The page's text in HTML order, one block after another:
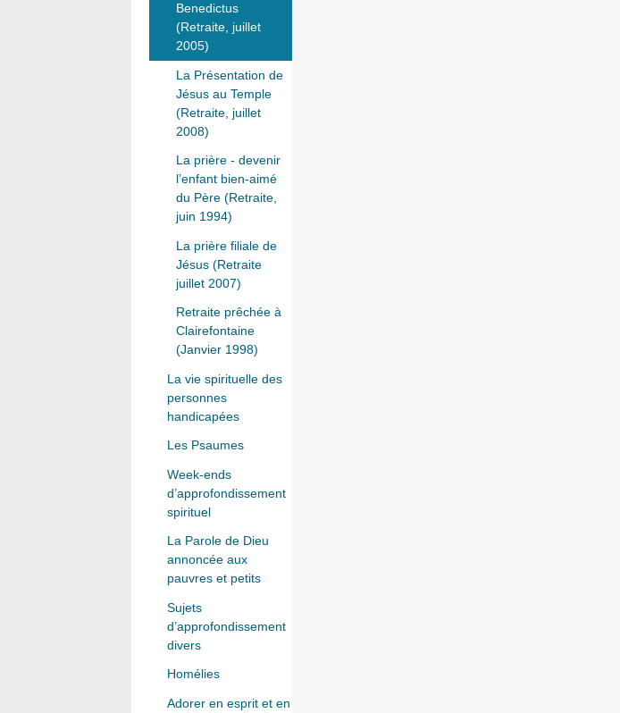
Benedictus
(Retraite, juillet
2005)
La Présentation de
Jésus au Temple
(Retraite, juillet
2008)
La prière - devenir
l’enfant bien-aimé
du Père (Retraite,
juin 1994)
La prière filiale de
Jésus (Retraite
juillet 2007)
Retraite prêchée à
Clairefontaine
(Janvier 1998)
La vie spirituelle des
personnes
handicapées
Les Psaumes
Week-ends
d’approfondissement
spirituel
La Parole de Dieu
annoncée aux
pauvres et petits
Sujets
d’approfondissement
divers
Homélies
Adorer en esprit et en